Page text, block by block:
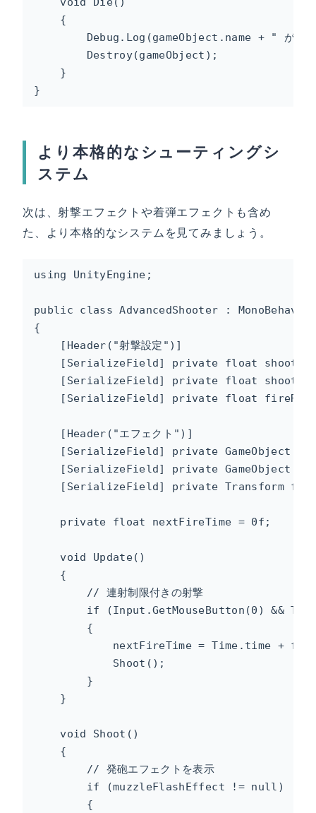
    {
Debug.Log(gameObject.name + " が倒さ
        Destroy(gameObject);
    }
}
より本格的なシューティングシ
ステム
次は、射撃エフェクトや着弾エフェクトも含め
た、より本格的なシステムを見てみましょう。
using UnityEngine;
public class AdvancedShooter :
{
    [Header("射撃設定")]
[SerializeField] private float
[SerializeField] private float
[SerializeField] private float fireRate
    [Header("エフェクト")]
[SerializeField] private GameObject
[SerializeField] private GameObject
[SerializeField] private Transform
    private float nextFireTime = 0f;
    void Update()
    {
        // 連射制限付きの射撃
if (Input.GetMouseButton(0) &&
        {
nextFireTime = Time.time +
            Shoot();
        }
    }
    void Shoot()
    {
        // 発砲エフェクトを表示
        if (muzzleFlashEffect != null)
        {